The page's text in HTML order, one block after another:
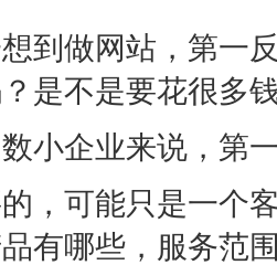
到做网站，第一
是不是要花很多
小企业来说，第
，可能只是一个
有哪些，服务范